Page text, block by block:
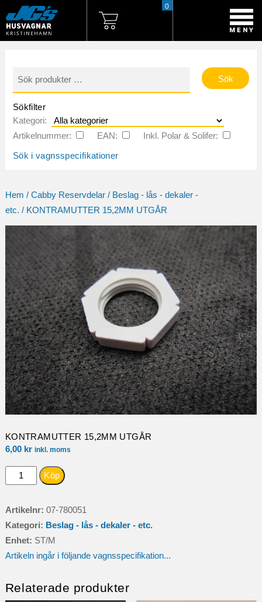
0
efter:
Sökfilter
Kategori:
Artikelnummer:
EAN:
Inkl. Polar & Solifer:
Sök i vagnsspecifikationer
Hem / Cabby Reservdelar/ Beslag - lås - dekaler -
etc. / KONTRAMUTTER 15,2MM UTGÅR
KONTRAMUTTER 15,2MM UTGÅR
6,00 kr inkl. moms
KONTRAMUTTER
15,2MM
Köp
Artikelnr: 07-780051
Kategori: Beslag - lås - dekaler - etc.
Enhet: ST/M
Artikeln ingår i följande vagnsspecifikation...
Relaterade produkter